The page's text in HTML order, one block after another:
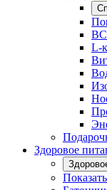
L-
Здоровое